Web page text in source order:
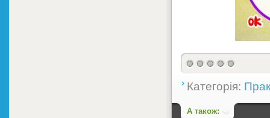
Категорія:
А також: